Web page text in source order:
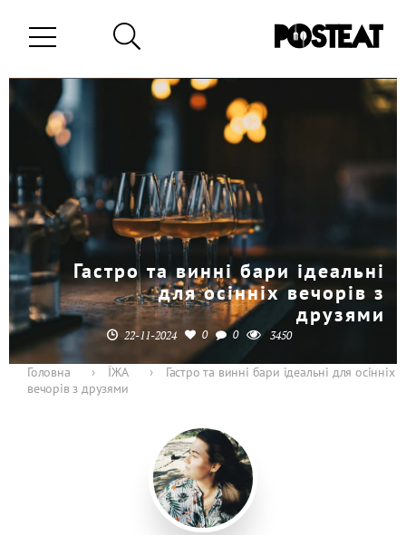
Гастро та винні бари ідеальні
для осінніх вечорів з
друзями
22-11-2024 0 0 3450
Головна › ЇЖА ›
Гастро та винні бари ідеальні для осінніх
вечорів з друзями